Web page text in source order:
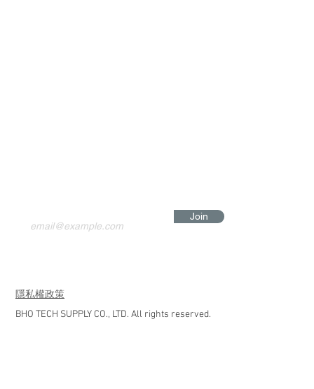
Join
​隱私權政策
BHO TECH SUPPLY CO., LTD. All rights reserved.